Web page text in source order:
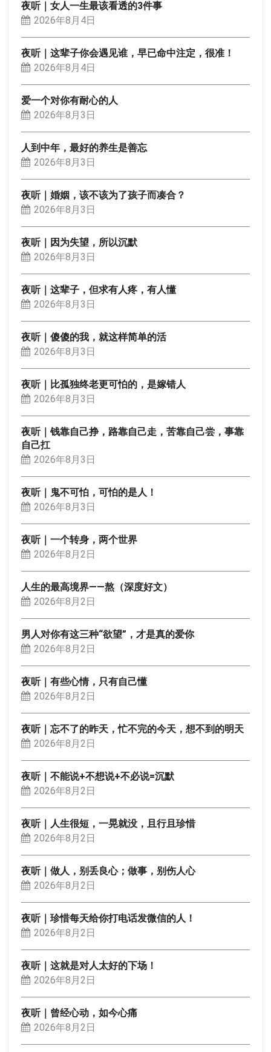
夜听｜女人一生最该看透的3件事
2026年8月4日
夜听｜这辈子你会遇见谁，早已命中注定，很准！
2026年8月4日
爱一个对你有耐心的人
2026年8月3日
人到中年，最好的养生是善忘
2026年8月3日
夜听｜婚姻，该不该为了孩子而凑合？
2026年8月3日
夜听｜因为失望，所以沉默
2026年8月3日
夜听｜这辈子，但求有人疼，有人懂
2026年8月3日
夜听｜傻傻的我，就这样简单的活
2026年8月3日
夜听｜比孤独终老更可怕的，是嫁错人
2026年8月3日
夜听｜钱靠自己挣，路靠自己走，苦靠自己尝，事靠
自己扛
2026年8月3日
夜听｜鬼不可怕，可怕的是人！
2026年8月3日
夜听｜一个转身，两个世界
2026年8月2日
人生的最高境界——熬（深度好文）
2026年8月2日
男人对你有这三种“欲望”，才是真的爱你
2026年8月2日
夜听｜有些心情，只有自己懂
2026年8月2日
夜听｜忘不了的昨天，忙不完的今天，想不到的明天
2026年8月2日
夜听｜不能说+不想说+不必说=沉默
2026年8月2日
夜听｜人生很短，一晃就没，且行且珍惜
2026年8月2日
夜听｜做人，别丢良心；做事，别伤人心
2026年8月2日
夜听｜珍惜每天给你打电话发微信的人！
2026年8月2日
夜听｜这就是对人太好的下场！
2026年8月2日
夜听｜曾经心动，如今心痛
2026年8月2日